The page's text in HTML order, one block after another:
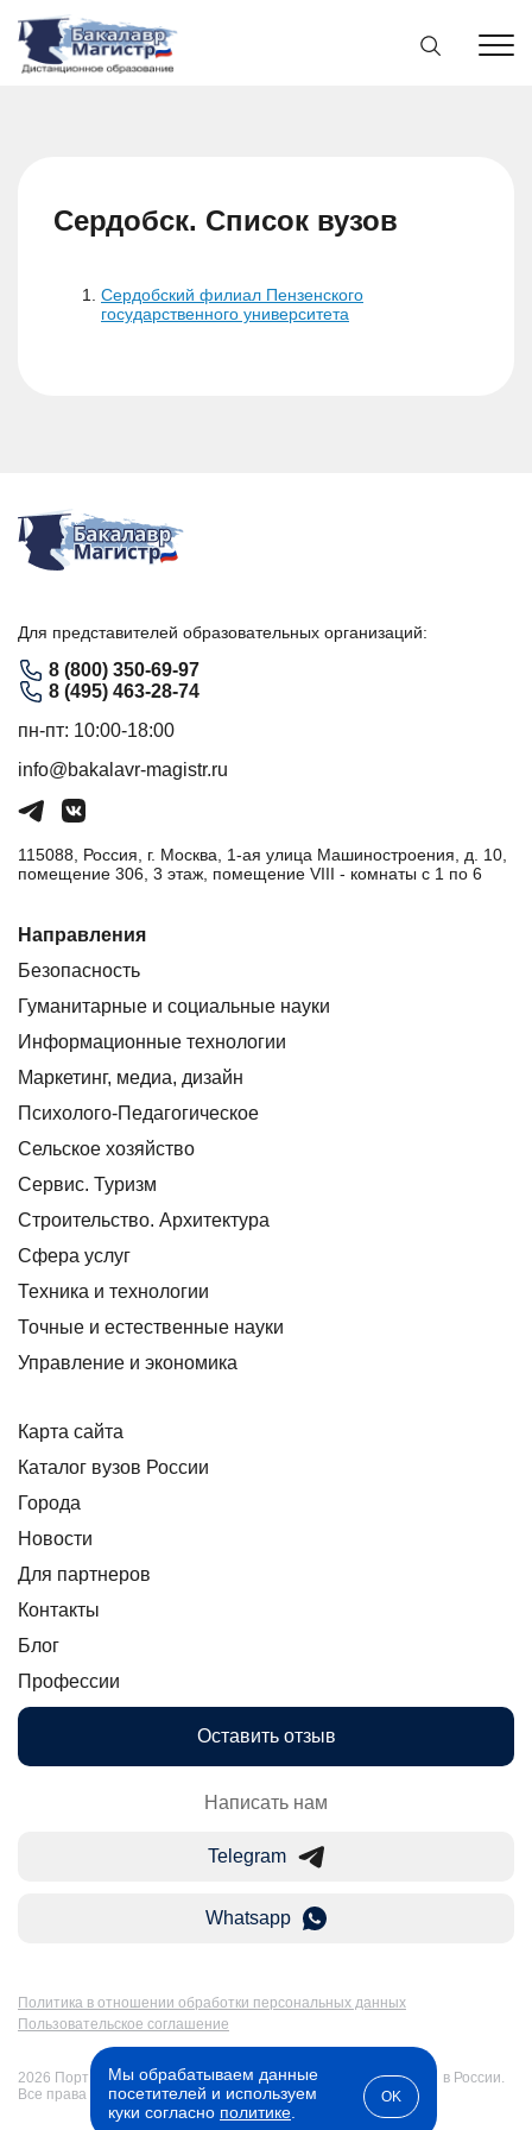
Сердобск. Список вузов
Сердобский филиал Пензенского
государственного университета
Для представителей образовательных организаций:
8 (800) 350-69-97
8 (495) 463-28-74
пн-пт: 10:00-18:00
info@bakalavr-magistr.ru
115088, Россия, г. Москва, 1-ая улица Машиностроения, д. 10,
помещение 306, 3 этаж, помещение VIII - комнаты с 1 по 6
Направления
Безопасность
Гуманитарные и социальные науки
Информационные технологии
Маркетинг, медиа, дизайн
Психолого-Педагогическое
Сельское хозяйство
Сервис. Туризм
Строительство. Архитектура
Сфера услуг
Техника и технологии
Точные и естественные науки
Управление и экономика
Карта сайта
Каталог вузов России
Города
Новости
Для партнеров
Контакты
Блог
Профессии
Оставить отзыв
Написать нам
Telegram
Whatsapp
Политика в отношении обработки персональных данных
Пользовательское соглашение
2026 Портал Бакалавр-Магистр: дистанционное образование в России.
Все права защищены
Мы обрабатываем данные
посетителей и используем
куки согласно политике
OK